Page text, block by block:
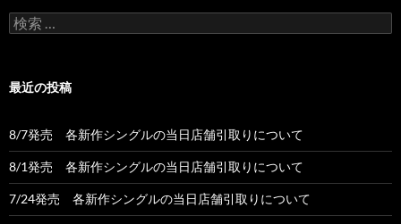
検
索:
最近の投稿
8/7発売 各新作シングルの当日店舗引取りについて
8/1発売 各新作シングルの当日店舗引取りについて
7/24発売 各新作シングルの当日店舗引取りについて